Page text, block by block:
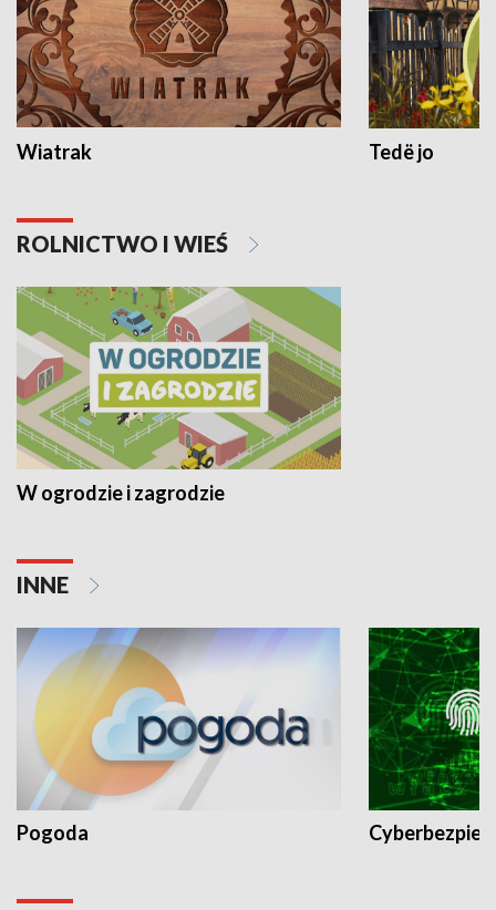
Wiatrak Tedë jo
ROLNICTWO I WIEŚ
W ogrodzie i zagrodzie
INNE
Pogoda